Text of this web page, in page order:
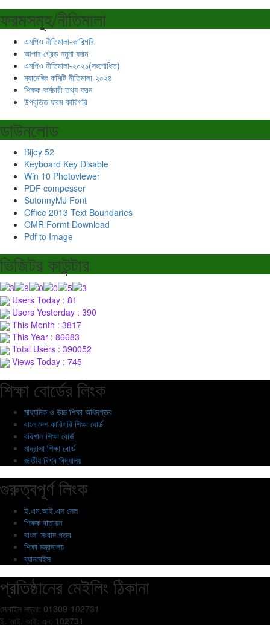
ফরমসমূহ/নীতিমালা
এমপিও নীতিমালা-কারিগরি
আপার গ্রেড নমুনা ফরম
এমপিও নীতিমালা-২০২১(সংশোধিত)
ম্যানেজিং কমিটি নীতিমালা-২০২৪
শিক্ষক-কর্মচারী তথ্য ফরম
উপবৃত্তি ফরম-কারিগরি
ডাউনলোড
Bijoy 52
Keyboard Key Disable
Win 10 Photoviewer
PDF compesser
SutonnyMJ Font
Office 2013 Text Boundaries
OMR Formt Download
Pdf to Image
ভিজিটর কাউন্টার
Users Today : 81
Users Yesterday : 390
This Month : 3817
This Year : 86683
Total Users : 390052
Views Today : 745
শিক্ষা বোর্ডের লিংক
মাধ্যমিক ও উচ্চ শিক্ষা অধিদপ্তর
বাংলাদেশ কারিগরি শিক্ষা বোর্ড
বরিশাল শিক্ষা বোর্ড
মাদ্রাসা শিক্ষা বোর্ড
জাতীয় বিশ্ব বিদ্যালয়
গুরুত্বপূর্ণ লিংক
ই.এম.আই.এস সেল
শিক্ষক বাতায়ন
বাংলা সংবাদ পত্র
শিক্ষা মন্ত্রনালয়
ব্যানবেইস
প্রতিষ্ঠানের মেইলিং ঠিকানা
মোবাইল নম্বর: 01309-102731
ই. আই. আই. এন: 102731